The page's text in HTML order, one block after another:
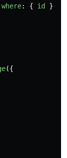
where: { id }
({